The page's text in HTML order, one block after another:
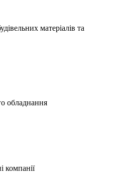
матеріалів та
обладнання
компанії